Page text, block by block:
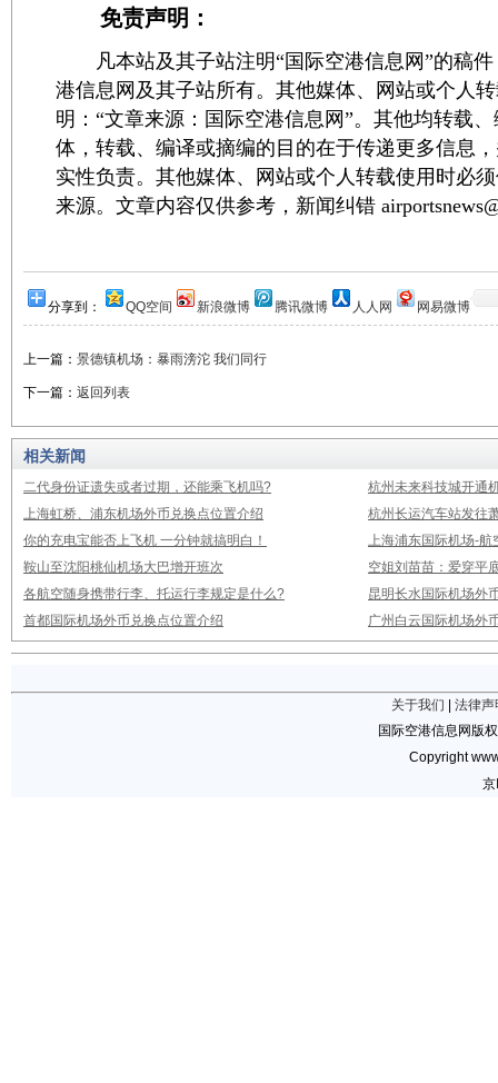
免责声明：
凡本站及其子站注明“国际空港信息网”的稿件
港信息网及其子站所有。其他媒体、网站或个人
明：“文章来源：国际空港信息网”。其他均转载
体，转载、编译或摘编的目的在于传递更多信息
实性负责。其他媒体、网站或个人转载使用时必
来源。文章内容仅供参考，新闻纠错
分享到： QQ空间 新浪微博 腾讯微博 人人网 网易微博
上一篇： 景德镇机场：暴雨滂沱 我们同行
下一篇： 返回列表
相关新闻
二代身份证遗失或者过期，还能乘飞机吗?
杭州未来科技城开通
上海虹桥、浦东机场外币兑换点位置介绍
杭州长运汽车站发往
你的充电宝能否上飞机 一分钟就搞明白！
上海浦东国际机场-航
鞍山至沈阳桃仙机场大巴增开班次
空姐刘苗苗：爱穿平
各航空随身携带行李、托运行李规定是什么?
昆明长水国际机场外
首都国际机场外币兑换点位置介绍
广州白云国际机场外
关于我们
法律声
国际空港信息网版
Copyright